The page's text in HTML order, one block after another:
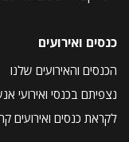
כנסים ואירועים
הכנסים והאירועים שלנו
נצפיתם בכנסי ואירועי
לקראת כנסים ואירועים